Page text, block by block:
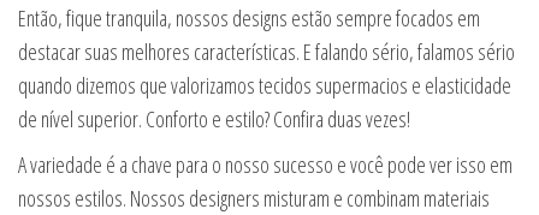
Então, fique tranquila, nossos designs estão sempre focados em
destacar suas melhores características. E falando sério, falamos sério
quando dizemos que valorizamos tecidos supermacios e elasticidade
de nível superior. Conforto e estilo? Confira duas vezes!
A variedade é a chave para o nosso sucesso e você pode ver isso em
nossos estilos. Nossos designers misturam e combinam materiais